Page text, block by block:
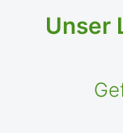
Unser